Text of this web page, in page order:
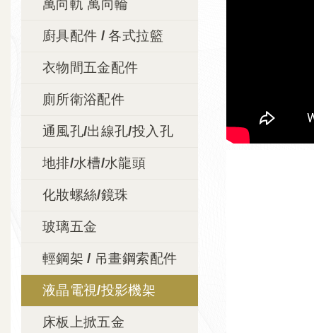
萬向軌 萬向輪
廚具配件 / 各式拉籃
衣物間五金配件
廁所衛浴配件
通風孔/出線孔/投入孔
地排/水槽/水龍頭
化妝螺絲/鏡珠
玻璃五金
輕鋼架 / 吊畫鋼索配件
液晶電視/投影機架
床板上掀五金